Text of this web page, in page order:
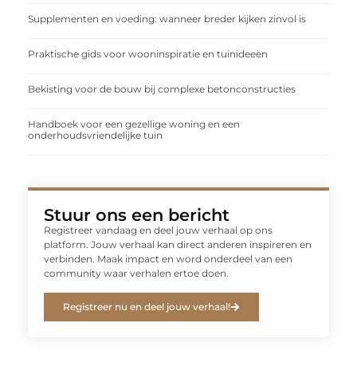
Supplementen en voeding: wanneer breder kijken zinvol is
Praktische gids voor wooninspiratie en tuinideeën
Bekisting voor de bouw bij complexe betonconstructies
Handboek voor een gezellige woning en een
onderhoudsvriendelijke tuin
Stuur ons een bericht
Registreer vandaag en deel jouw verhaal op ons
platform. Jouw verhaal kan direct anderen inspireren en
verbinden. Maak impact en word onderdeel van een
community waar verhalen ertoe doen.
Registreer nu en deel jouw verhaal!